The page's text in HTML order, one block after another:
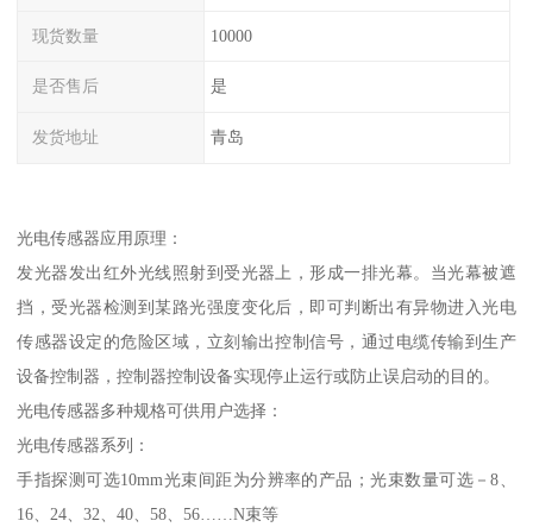
现货数量 10000
是否售后 是
发货地址 青岛
光电传感器应用原理：
发光器发出红外光线照射到受光器上，形成一排光幕。当光幕被遮
挡，受光器检测到某路光强度变化后，即可判断出有异物进入光电
传感器设定的危险区域，立刻输出控制信号，通过电缆传输到生产
设备控制器，控制器控制设备实现停止运行或防止误启动的目的。
光电传感器多种规格可供用户选择：
光电传感器系列：
手指探测可选10mm光束间距为分辨率的产品；光束数量可选－8、
16、24、32、40、58、56……N束等